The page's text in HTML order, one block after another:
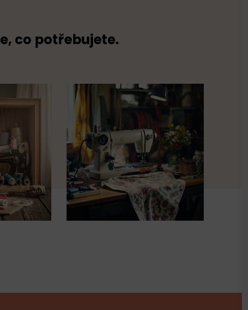
co potřebujete.